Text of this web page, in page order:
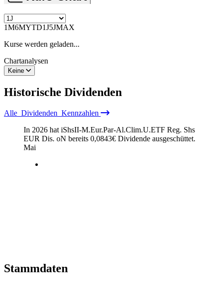
1M6MYTD1J5JMAX
Kurse werden geladen...
Chartanalysen
Keine
Historische Dividenden
Alle Dividenden Kennzahlen
In 2026 hat iShsII-M.Eur.Par-Al.Clim.U.ETF Reg. Shs
EUR Dis. oN bereits 0,0843€ Dividende ausgeschüttet.
Mai
Stammdaten